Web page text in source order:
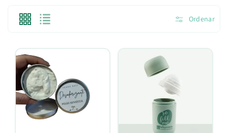
e
ç
o
:
Ordenar